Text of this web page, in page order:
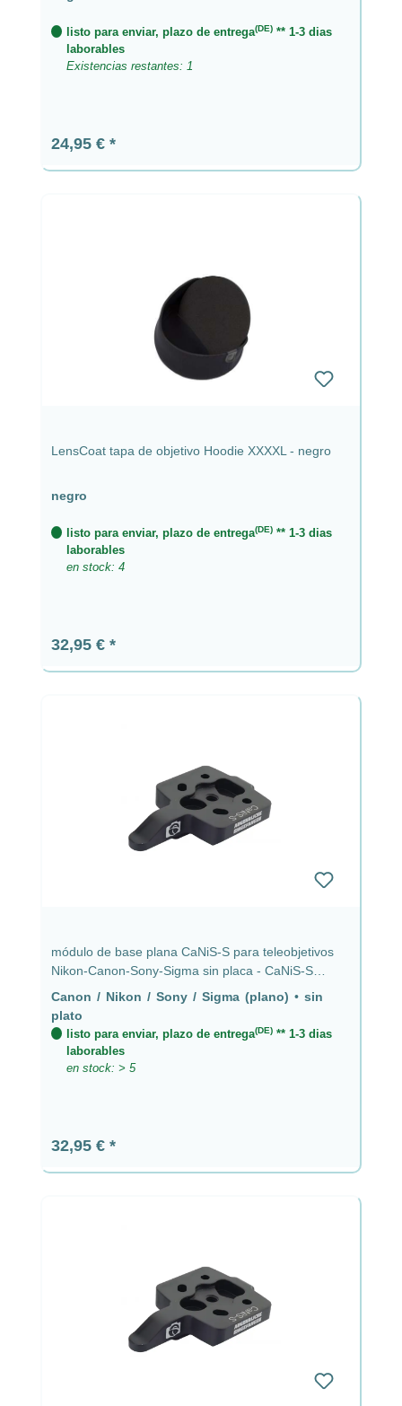
listo para enviar, plazo de entrega(DE) ** 1-3 dias
laborables
Existencias restantes: 1
Precio normal:
24,95 €
LensCoat tapa de objetivo Hoodie XXXXL - negro
negro
listo para enviar, plazo de entrega(DE) ** 1-3 dias
laborables
en stock: 4
Precio normal:
32,95 €
módulo de base plana CaNiS-S para teleobjetivos
Nikon-Canon-Sony-Sigma sin placa - CaNiS-S
(plano)
Canon / Nikon / Sony / Sigma (plano) • sin
plato
listo para enviar, plazo de entrega(DE) ** 1-3 dias
laborables
en stock: > 5
Precio normal:
32,95 €